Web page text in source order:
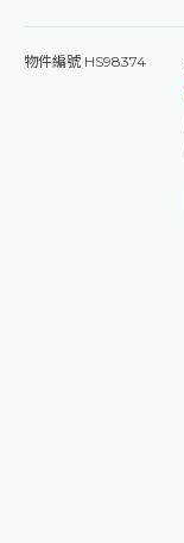
物件編號 HS98374